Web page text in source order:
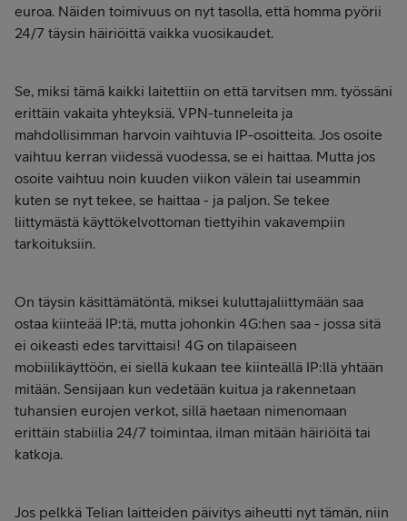
euroa. Näiden toimivuus on nyt tasolla, että homma pyörii
24/7 täysin häiriöittä vaikka vuosikaudet.
Se, miksi tämä kaikki laitettiin on että tarvitsen mm. työssäni
erittäin vakaita yhteyksiä, VPN-tunneleita ja
mahdollisimman harvoin vaihtuvia IP-osoitteita. Jos osoite
vaihtuu kerran viidessä vuodessa, se ei haittaa. Mutta jos
osoite vaihtuu noin kuuden viikon välein tai useammin
kuten se nyt tekee, se haittaa - ja paljon. Se tekee
liittymästä käyttökelvottoman tiettyihin vakavempiin
tarkoituksiin.
On täysin käsittämätöntä, miksei kuluttajaliittymään saa
ostaa kiinteää IP:tä, mutta johonkin 4G:hen saa - jossa sitä
ei oikeasti edes tarvittaisi! 4G on tilapäiseen
mobiilikäyttöön, ei siellä kukaan tee kiinteällä IP:llä yhtään
mitään. Sensijaan kun vedetään kuitua ja rakennetaan
tuhansien eurojen verkot, sillä haetaan nimenomaan
erittäin stabiilia 24/7 toimintaa, ilman mitään häiriöitä tai
katkoja.
Jos pelkkä Telian laitteiden päivitys aiheutti nyt tämän, niin